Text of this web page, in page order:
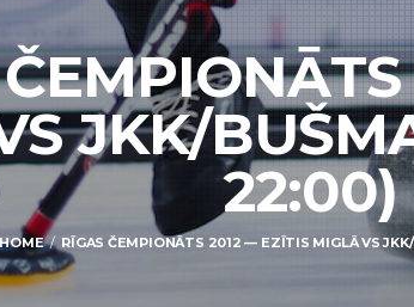
JKK/
22:00)
HOME RĪGAS ČEMPIONĀTS 2012 — EZĪTIS MIGLĀ VS